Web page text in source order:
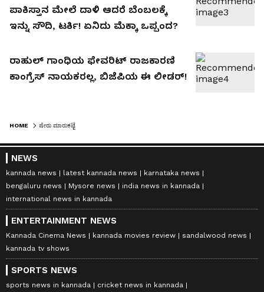
ಪಾಕಿಸ್ತಾನ ಮೇಲೆ ದಾಳಿ ಆದರೆ ಬೆಂಬಲಕ್ಕೆ
ಇನ್ನು ಸೌದಿ, ಟರ್ಕಿ! ಏನಿದು ಮೆಕ್ಕಾ ಒಪ್ಪಂದ?
ರಾಹುಲ್ ಗಾಂಧಿಯ ಫೇವರಿಟ್ ರಾಜಕಾರಣಿ
ಕಾಂಗ್ರೆಸ್ ನಾಯಕರಲ್ಲ, ಬಿಜೆಪಿಯ ಈ ಲೀಡರ್!
HOME ಷೇರು ಮಾರುಕಟ್ಟೆ
NEWS
kannada news latest kannada news
karnataka news
bengaluru news
Mysore news
india news in kannada
international news in kannada
ENTERTAINMENT NEWS
Kannada Cinema News kannada movies review
sandalwood news
kannada tv shows
SPORTS NEWS
sports news in kannada
cricket news in kannada